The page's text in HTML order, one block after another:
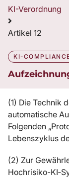
KI-Verordnung
Artikel 12
KI-
(1) Die Technik
automatische
Folgenden
Lebenszyklus
(2) Zur
Hochrisiko-